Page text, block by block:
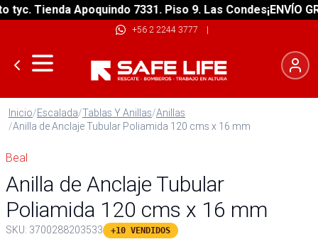
Tienda Apoquindo 7331. Piso 9. Las Condes¡ENVÍO
+56 2 2244 3777 |
Inicio/Escalada/Tablas Y Anillas/Anillas
/Anilla de Anclaje Tubular Poliamida 120 cms x 16 mm
Beal
Anilla de Anclaje Tubular
Poliamida 120 cms x 16 mm
SKU: 3700288203533 +10 VENDIDOS